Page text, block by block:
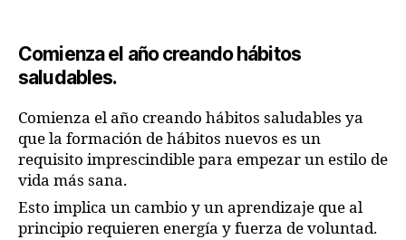
Comienza el año creando hábitos
saludables.
Comienza el año creando hábitos saludables ya
que la formación de hábitos nuevos es un
requisito imprescindible para empezar un estilo de
vida más sana.
Esto implica un cambio y un aprendizaje que al
principio requieren energía y fuerza de voluntad.